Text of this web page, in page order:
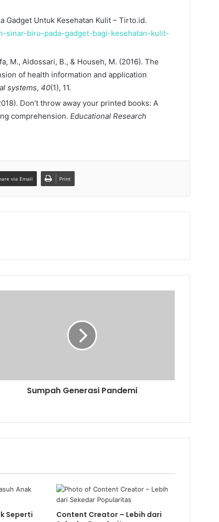
Gadget Untuk Kesehatan Kulit – Tirto.id.
sinar-biru-pada-gadget-bagi-kesehatan-kulit-
M., Aldossari, B., & Househ, M. (2016). The
of health information and application
systems, 40(1), 11.
Don’t throw away your printed books: A
comprehension. Educational Research
via Email Print
Sumpah Generasi Pandemi
Seperti
Content Creator – Lebih dari